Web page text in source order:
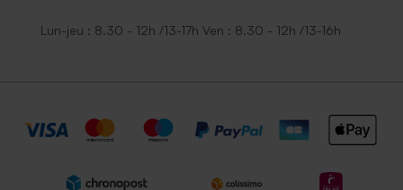
Lun-jeu : 8.30 - 12h /13-17h Ven : 8.30 - 12h /13-16h